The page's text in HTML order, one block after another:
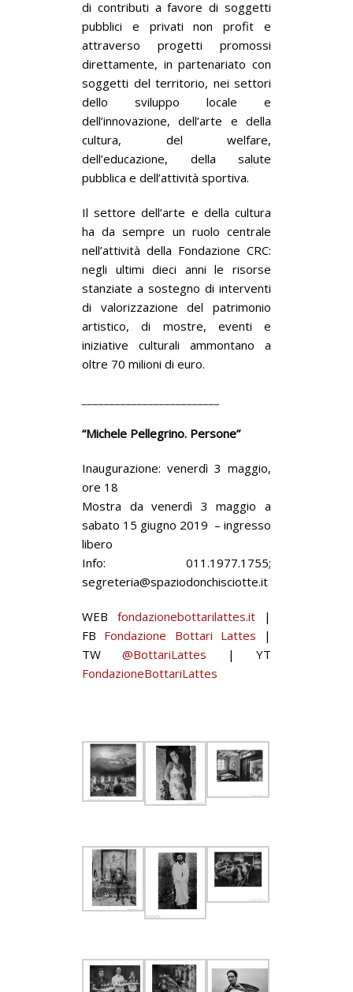
di contributi a favore di soggetti
pubblici e privati non profit e
attraverso progetti promossi
direttamente, in partenariato con
soggetti del territorio, nei settori
dello sviluppo locale e
dell’innovazione, dell’arte e della
cultura, del welfare,
dell’educazione, della salute
pubblica e dell’attività sportiva.
Il settore dell’arte e della cultura
ha da sempre un ruolo centrale
nell’attività della Fondazione CRC:
negli ultimi dieci anni le risorse
stanziate a sostegno di interventi
di valorizzazione del patrimonio
artistico, di mostre, eventi e
iniziative culturali ammontano a
oltre 70 milioni di euro.
“Michele Pellegrino. Persone”
Inaugurazione: venerdì 3 maggio,
ore 18
Mostra da venerdì 3 maggio a
sabato 15 giugno 2019 – ingresso
libero
Info: 011.1977.1755;
segreteria@spaziodonchisciotte.it
WEB fondazionebottarilattes.it|
FB Fondazione Bottari Lattes |
TW @BottariLattes | YT
FondazioneBottariLattes